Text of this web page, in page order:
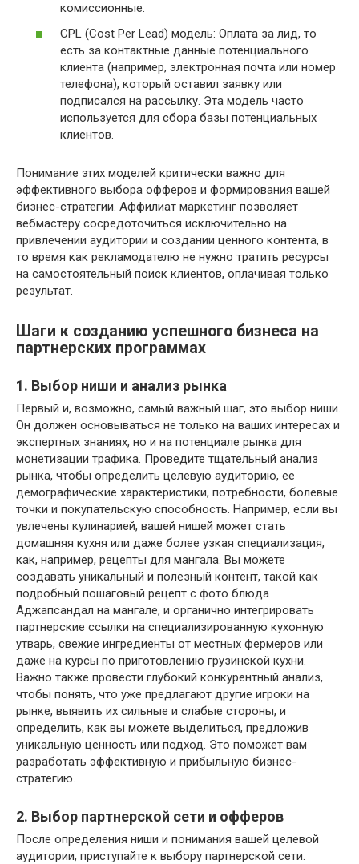
комиссионные.
CPL (Cost Per Lead) модель: Оплата за лид, то
есть за контактные данные потенциального
клиента (например, электронная почта или номер
телефона), который оставил заявку или
подписался на рассылку. Эта модель часто
используется для сбора базы потенциальных
клиентов.
Понимание этих моделей критически важно для
эффективного выбора офферов и формирования вашей
бизнес-стратегии. Аффилиат маркетинг позволяет
вебмастеру сосредоточиться исключительно на
привлечении аудитории и создании ценного контента, в
то время как рекламодателю не нужно тратить ресурсы
на самостоятельный поиск клиентов, оплачивая только
результат.
Шаги к созданию успешного бизнеса на
партнерских программах
1. Выбор ниши и анализ рынка
Первый и, возможно, самый важный шаг, это выбор ниши.
Он должен основываться не только на ваших интересах и
экспертных знаниях, но и на потенциале рынка для
монетизации трафика. Проведите тщательный анализ
рынка, чтобы определить целевую аудиторию, ее
демографические характеристики, потребности, болевые
точки и покупательскую способность. Например, если вы
увлечены кулинарией, вашей нишей может стать
домашняя кухня или даже более узкая специализация,
как, например, рецепты для мангала. Вы можете
создавать уникальный и полезный контент, такой как
подробный пошаговый рецепт с фото блюда
Аджапсандал на мангале, и органично интегрировать
партнерские ссылки на специализированную кухонную
утварь, свежие ингредиенты от местных фермеров или
даже на курсы по приготовлению грузинской кухни.
Важно также провести глубокий конкурентный анализ,
чтобы понять, что уже предлагают другие игроки на
рынке, выявить их сильные и слабые стороны, и
определить, как вы можете выделиться, предложив
уникальную ценность или подход. Это поможет вам
разработать эффективную и прибыльную бизнес-
стратегию.
2. Выбор партнерской сети и офферов
После определения ниши и понимания вашей целевой
аудитории, приступайте к выбору партнерской сети.